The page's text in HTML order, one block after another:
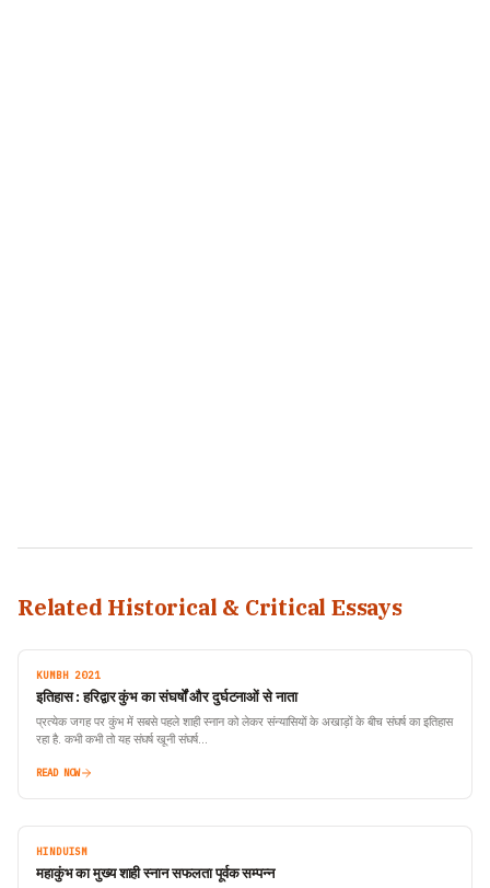
Related Historical & Critical Essays
KUMBH 2021
इतिहास : हरिद्वार कुंभ का संघर्षों और दुर्घटनाओं से नाता
प्रत्येक जगह पर कुंभ में सबसे पहले शाही स्नान को लेकर संन्यासियों के अखाड़ों के बीच संघर्ष का इतिहास
रहा है. कभी कभी तो यह संघर्ष खूनी संघर्ष…
READ NOW
HINDUISM
महाकुंभ का मुख्य शाही स्नान सफलता पूर्वक सम्पन्न